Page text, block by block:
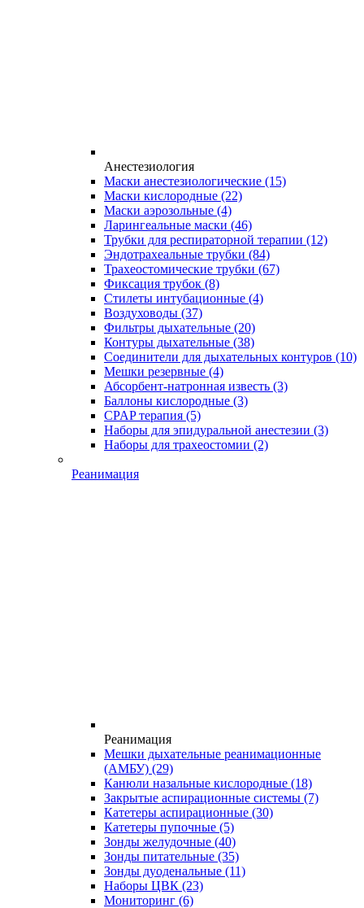
Анестезиология
Маски анестезиологические (15)
Маски кислородные (22)
Маски аэрозольные (4)
Ларингеальные маски (46)
Трубки для респираторной терапии (12)
Эндотрахеальные трубки (84)
Трахеостомические трубки (67)
Фиксация трубок (8)
Стилеты интубационные (4)
Воздуховоды (37)
Фильтры дыхательные (20)
Контуры дыхательные (38)
Соединители для дыхательных контуров (10)
Мешки резервные (4)
Абсорбент-натронная известь (3)
Баллоны кислородные (3)
CPAP терапия (5)
Наборы для эпидуральной анестезии (3)
Наборы для трахеостомии (2)
Реанимация
Реанимация
Мешки дыхательные реанимационные
(АМБУ) (29)
Канюли назальные кислородные (18)
Закрытые аспирационные системы (7)
Катетеры аспирационные (30)
Катетеры пупочные (5)
Зонды желудочные (40)
Зонды питательные (35)
Зонды дуоденальные (11)
Наборы ЦВК (23)
Мониторинг (6)